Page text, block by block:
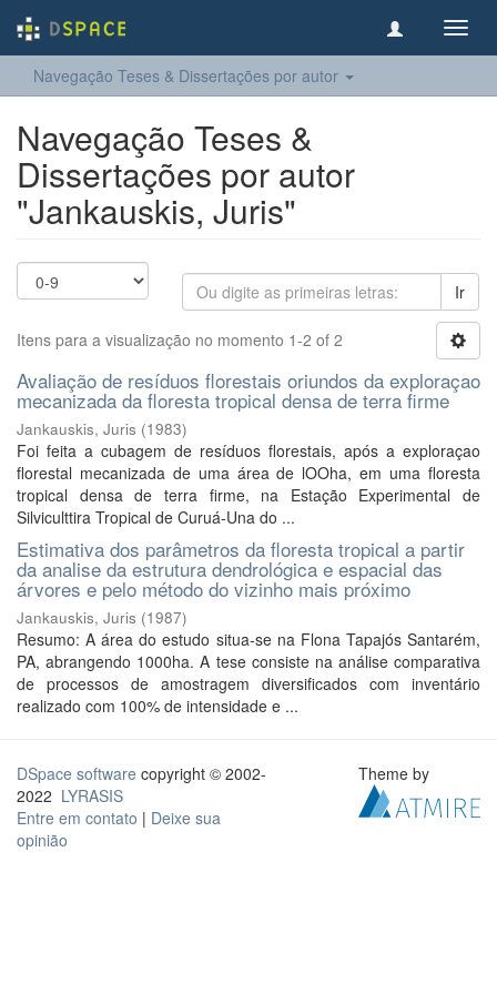
Navegação Teses & Dissertações por autor
Navegação Teses &
Dissertações por autor
"Jankauskis, Juris"
Ir
Itens para a visualização no momento 1-2 of 2
Avaliação de resíduos florestais oriundos da exploraçao
mecanizada da floresta tropical densa de terra firme
Jankauskis, Juris (1983)
Foi feita a cubagem de resíduos florestais, após a exploraçao
florestal mecanizada de uma área de lOOha, em uma floresta
tropical densa de terra firme, na Estação Experimental de
Silviculttira Tropical de Curuá-Una do ...
Estimativa dos parâmetros da floresta tropical a partir
da analise da estrutura dendrológica e espacial das
árvores e pelo método do vizinho mais próximo
Jankauskis, Juris (1987)
Resumo: A área do estudo situa-se na Flona Tapajós Santarém,
PA, abrangendo 1000ha. A tese consiste na análise comparativa
de processos de amostragem diversificados com inventário
realizado com 100% de intensidade e ...
DSpace software copyright © 2002-
2022 LYRASIS
Entre em contato | Deixe sua
opinião
Theme by